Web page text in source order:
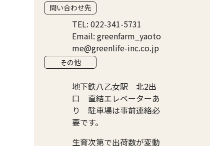
問い合わせ先
TEL: 022-341-5731
Email: greenfarm_yaoto
me@greenlife-inc.co.jp
その他
地下鉄八乙女駅 北2出
口 直結エレベーターあ
り 駐車場は事前連絡必
要です。
生育次第で出荷数が変動